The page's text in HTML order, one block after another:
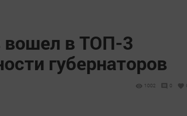
вошел в ТОП-3
губернаторов
1002 0